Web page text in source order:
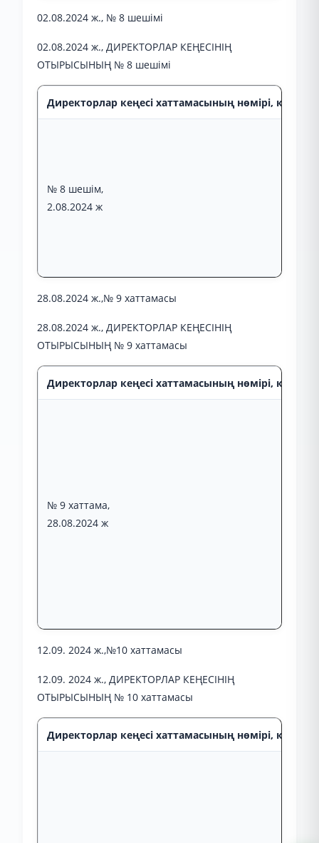
02.08.2024 ж., № 8 шешімі
02.08.2024 ж., ДИРЕКТОРЛАР КЕҢЕСІНІҢ
ОТЫРЫСЫНЫҢ № 8 шешімі
Директорлар кеңесі хаттамасының нөмірі, күні,
№ 8 шешім,
2.08.2024 ж
28.08.2024 ж.,№ 9 хаттамасы
28.08.2024 ж., ДИРЕКТОРЛАР КЕҢЕСІНІҢ
ОТЫРЫСЫНЫҢ № 9 хаттамасы
Директорлар кеңесі хаттамасының нөмірі, күні,
№ 9 хаттама,
28.08.2024 ж
12.09. 2024 ж.,№10 хаттамасы
12.09. 2024 ж., ДИРЕКТОРЛАР КЕҢЕСІНІҢ
ОТЫРЫСЫНЫҢ № 10 хаттамасы
Директорлар кеңесі хаттамасының нөмірі, күні,